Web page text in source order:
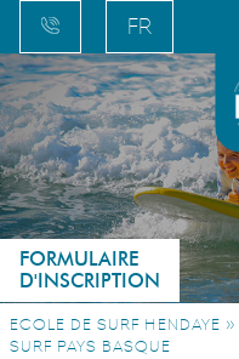
FR
EN
ES
EU
FORMULAIRE
D'INSCRIPTION
ECOLE DE SURF HENDAYE »
SURF PAYS BASQUE